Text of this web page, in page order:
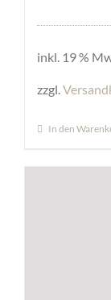
inkl. 19 %
zzgl.
In den